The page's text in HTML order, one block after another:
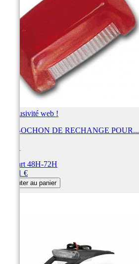
Exclusivité web !
CABOCHON DE RECHANGE POUR...
Départ 48H-72H
35,41 €
Ajouter au panier